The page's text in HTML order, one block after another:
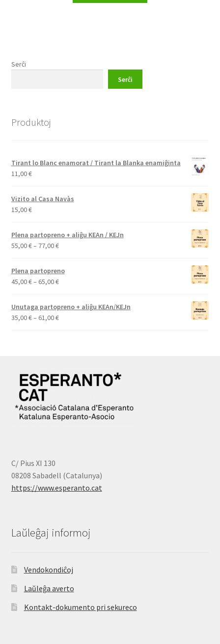
Serĉi
Serĉi
Produktoj
Tirant lo Blanc enamorat / Tirant la Blanka enamiĝinta
11,00€
Vizito al Casa Navàs
15,00€
Plena partopreno + aliĝu KEAn / KEJn
55,00€– 77,00€Price
through
Plena partopreno
45,00€– 65,00€Price
through
Unutaga partopreno + aliĝu KEAn/KEJn
35,00€– 61,00€Price
C/ Pius XI 130
08208 Sabadell (Catalunya)
https://www.esperanto.cat
Laŭleĝaj informoj
Vendokondiĉoj
Laŭleĝa averto
Kontakt-dokumento pri sekureco